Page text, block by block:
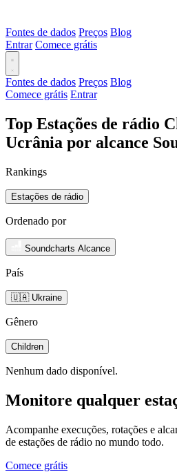
Fontes de dados Preços Blog
Entrar Comece grátis
Fontes de dados Preços Blog
Comece grátis Entrar
Top Estações de rádio
Ucrânia por alcance
Rankings
Estações de rádio
Ordenado por
Soundcharts Alcance
País
🇺🇦 Ukraine
Gênero
Children
Nenhum dado disponível.
Monitore qualquer
Acompanhe execuções, rotações e
de estações de rádio no mundo todo.
Comece grátis